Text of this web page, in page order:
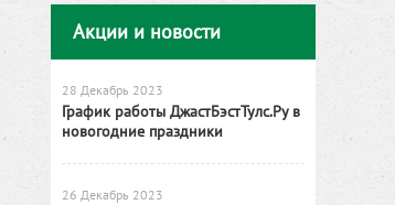
Акции и новости
28 Декабрь 2023
График работы ДжастБэстТулс.Ру в
новогодние праздники
26 Декабрь 2023